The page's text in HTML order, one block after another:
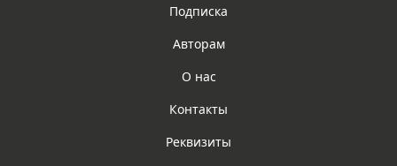
Подписка
Авторам
О нас
Контакты
Реквизиты